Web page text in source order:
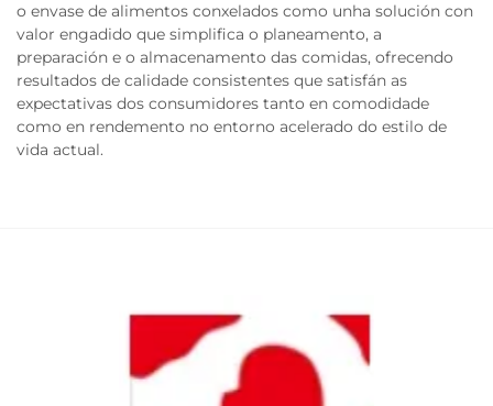
o envase de alimentos conxelados como unha solución con
valor engadido que simplifica o planeamento, a
preparación e o almacenamento das comidas, ofrecendo
resultados de calidade consistentes que satisfán as
expectativas dos consumidores tanto en comodidade
como en rendemento no entorno acelerado do estilo de
vida actual.